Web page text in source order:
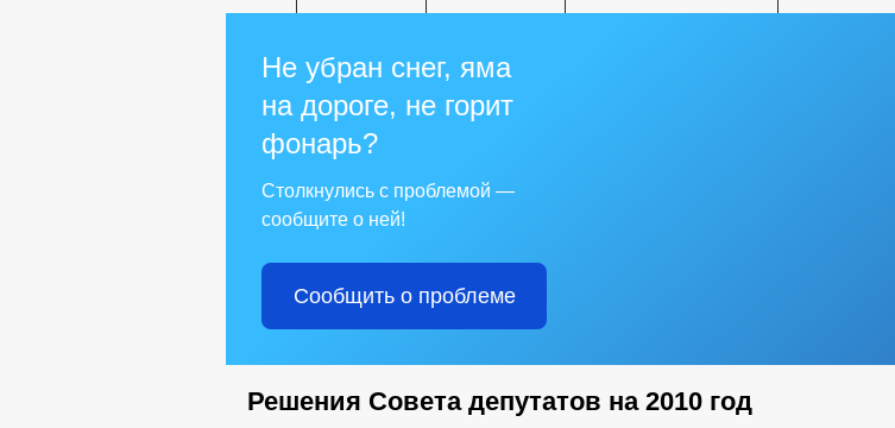
Не убран снег, яма
на дороге, не горит
фонарь?
Столкнулись с проблемой —
сообщите о ней!
Сообщить о проблеме
Решения Совета депутатов на 2010 год